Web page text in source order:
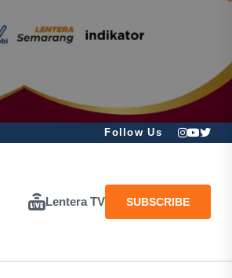
Follow Us
Lentera TV SUBSCRIBE